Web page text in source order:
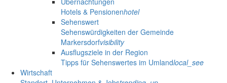
Hotels & Pensionenhotel
Sehenswert
Sehenswürdigkeiten der Gemeinde
Markersdorfvisibility
Ausflugsziele in der Region
Tipps für Sehenswertes im Umlandlocal_see
Wirtschaft